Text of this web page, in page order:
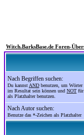
Witch.BarksBase.de Foren-
Nach Begriffen suchen:
Du kannst AND benutzen, um
im Resultat sein können und NOT
als Platzhalter benutzen.
Nach Autor suchen:
Benutze das *-Zeichen als Platzhalter